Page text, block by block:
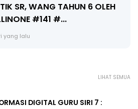
SR, WANG TAHUN 6 OLEH
#141 #...
yang lalu
LIHAT SEMUA
DIGITAL GURU SIRI 7 :